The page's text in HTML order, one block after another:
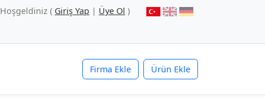
Hoşgeldiniz ( Giriş Yap | Üye Ol )
Firma Ekle Ürün Ekle